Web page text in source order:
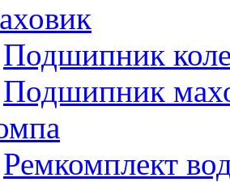
Подшипник
Подшипник
Ремкомплект